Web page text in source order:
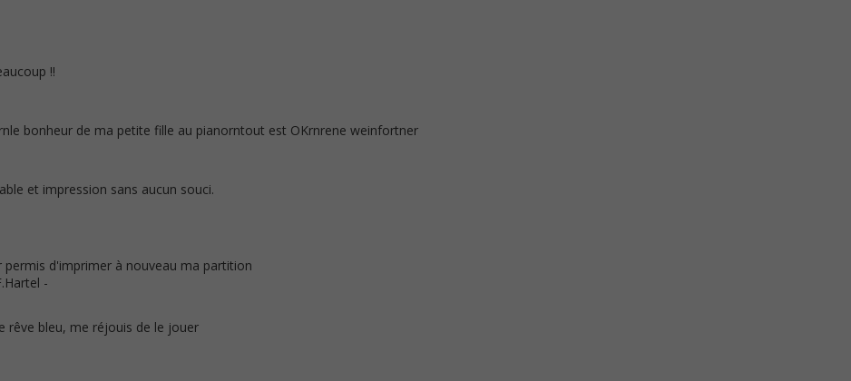
!!
bonheur de ma petite fille au pianorntout est OKrnrene weinfortner
et impression sans aucun souci.
permis d'imprimer à nouveau ma partition
-
rêve bleu, me réjouis de le jouer